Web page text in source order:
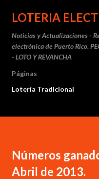
Ir al
LOTERIA
Noticias y Actualizaciones -
electrónica de Puerto Rico.
- LOTO Y REVANCHA
Páginas
Lotería Tradicional
Números
Abril de 2013.